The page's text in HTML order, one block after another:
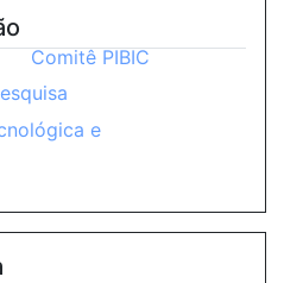
Comitê PIBIC
e